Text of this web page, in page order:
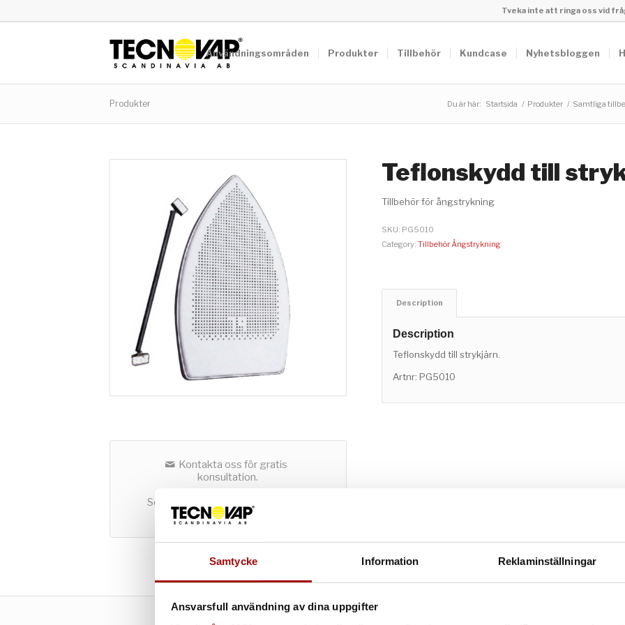
Samtycke Information Reklaminställningar
Ansvarsfull användning av dina uppgifter
Tveka inte att ringa oss vid
Användningsområden Produkter Tillbehör Kundcase Nyhetsbloggen
Produkter Du är här: Startsida / Produkter / Samtliga
Kontakta oss för gratis
konsultation.
Som företag kan du både hyra och
köpa utrustning hos oss.
Teflonskydd till
Tillbehör för ångstrykning
SKU: PG5010
Category: Tillbehör Ångstrykning
Description
Description
Teflonskydd till strykjärn.
Artnr: PG5010